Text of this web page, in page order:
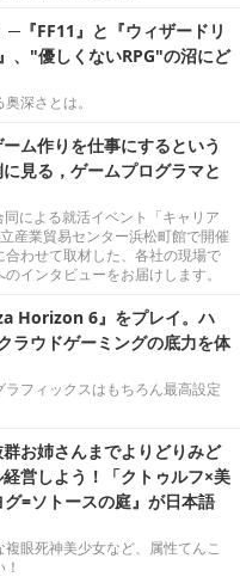
─『FF11』と『ウィザードリ
、"優しくないRPG"の沼にど
深さとは。
ーム作りを仕事にするという
見る，ゲームプログラマと
による就活イベント「キャリア
産業貿易センター浜松町館で開催
わせて取材した、各社の現場で
インタビューをお届けします。
Horizon 6』をプレイ。ハ
ラウドゲーミングの底力を体
フィックスはもちろん最高設定
お姉さんまでよりどりみど
営しよう！「クトゥルフ×美
=ソトースの庭』が日本語
眼死神美少女など、属性てんこ